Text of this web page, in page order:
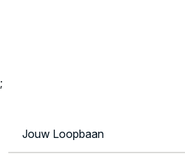
;
Jouw Loopbaan